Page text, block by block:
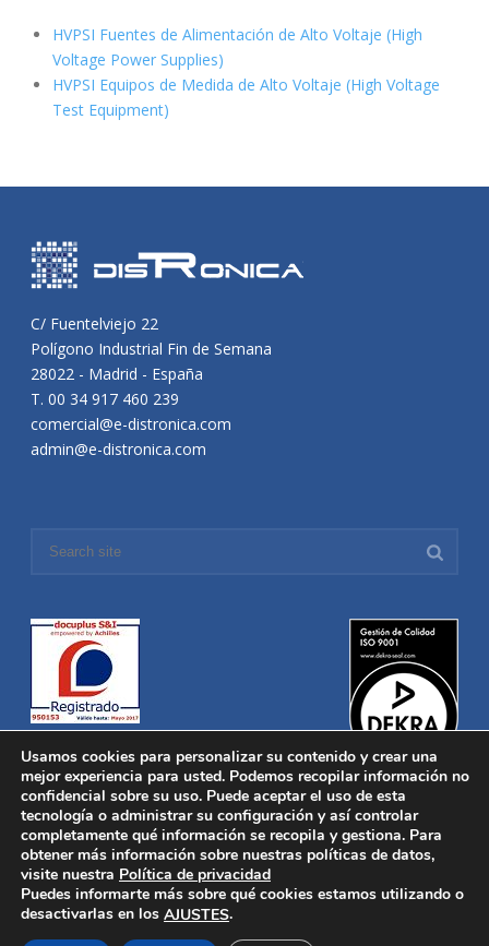
HVPSI Fuentes de Alimentación de Alto Voltaje (High
Voltage Power Supplies)
HVPSI Equipos de Medida de Alto Voltaje (High Voltage
Test Equipment)
C/ Fuentelviejo 22
Polígono Industrial Fin de Semana
28022 - Madrid - España
T. 00 34 917 460 239
comercial@e-distronica.com
admin@e-distronica.com
Distronica © 2016 Todos los derechos reservados.Aviso legal
Política de privacidad|Política de Cookies
Desarrollado porNucleosoft
Inicio
Quiénes Somos
Usamos cookies para personalizar su contenido y crear una
mejor experiencia para usted. Podemos recopilar información no
confidencial sobre su uso. Puede aceptar el uso de esta
tecnología o administrar su configuración y así controlar
completamente qué información se recopila y gestiona. Para
obtener más información sobre nuestras políticas de datos,
visite nuestra Política de privacidad
Puedes informarte más sobre qué cookies estamos utilizando o
desactivarlas en los AJUSTES.